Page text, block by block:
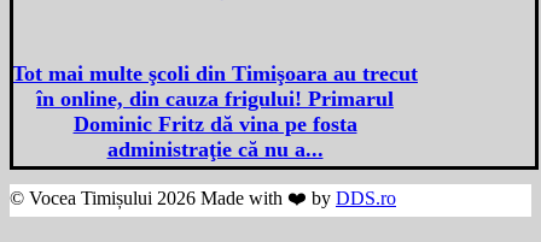
Tot mai multe şcoli din Timişoara au trecut
în online, din cauza frigului! Primarul
Dominic Fritz dă vina pe fosta
administraţie că nu a...
© Vocea Timișului 2026 Made with ❤️ by DDS.ro